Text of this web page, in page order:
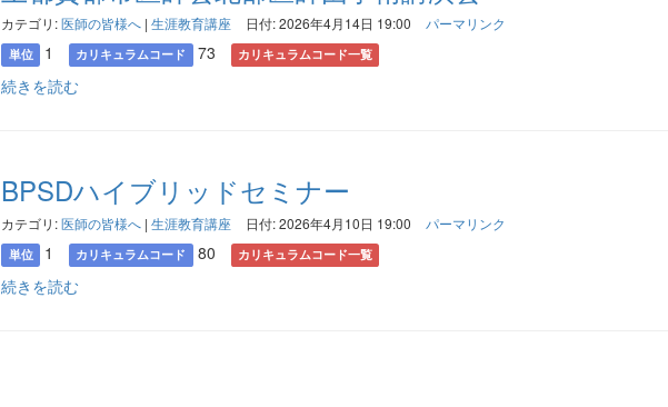
カテゴリ:医師の皆様へ |生涯教育講座 日付: 2026年4月14日 19:00 パーマリンク
単位 1 カリキュラムコード 73 カリキュラムコード一覧
続きを読む
BPSDハイブリッドセミナー
カテゴリ:医師の皆様へ |生涯教育講座 日付: 2026年4月10日 19:00 パーマリンク
単位 1 カリキュラムコード 80 カリキュラムコード一覧
続きを読む